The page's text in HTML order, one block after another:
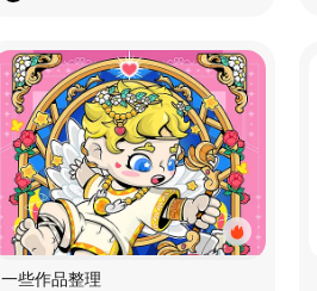
一些作品整理